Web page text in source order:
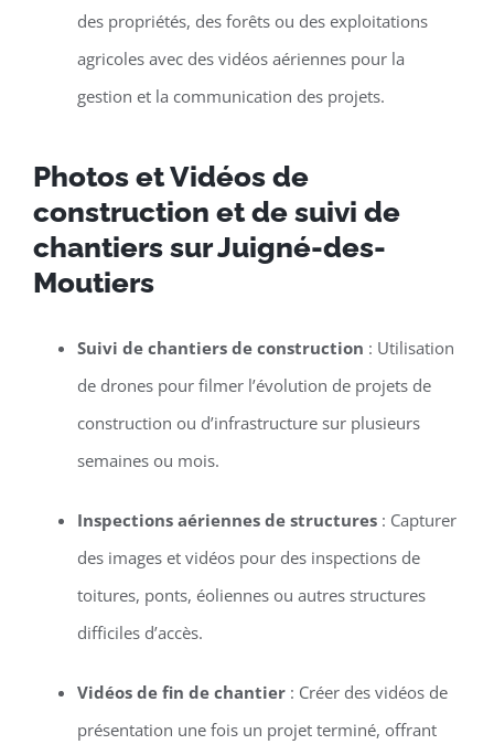
des propriétés, des forêts ou des exploitations
agricoles avec des vidéos aériennes pour la
gestion et la communication des projets.
Photos et Vidéos de
construction et de suivi de
chantiers sur Juigné-des-
Moutiers
Suivi de chantiers de construction : Utilisation
de drones pour filmer l’évolution de projets de
construction ou d’infrastructure sur plusieurs
semaines ou mois.
Inspections aériennes de structures: Capturer
des images et vidéos pour des inspections de
toitures, ponts, éoliennes ou autres structures
difficiles d’accès.
Vidéos de fin de chantier: Créer des vidéos de
présentation une fois un projet terminé, offrant